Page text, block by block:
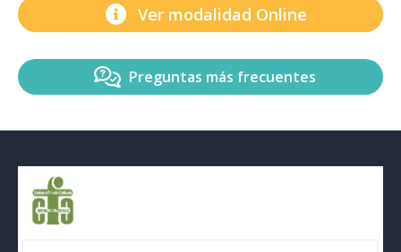
Ver modalidad Online
Preguntas más frecuentes